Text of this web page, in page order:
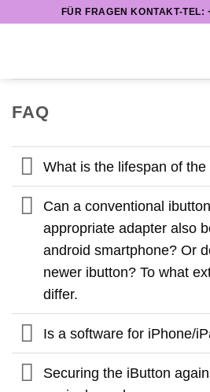
FÜR FRAGEN KONTAKT-
FAQ
What is the lifespan of the
Can a conventional
appropriate adapter also
android smartphone? Or
newer ibutton? To what
differ.
Is a software for iPhone/
Securing the iButton